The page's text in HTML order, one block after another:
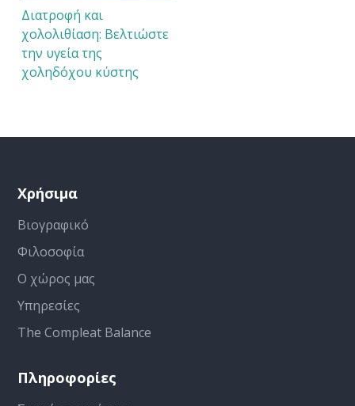
Διατροφή και
χολολιθίαση: Βελτιώστε
την υγεία της
χοληδόχου κύστης
Χρήσιμα
Βιογραφικό
Φιλοσοφία
Ο χώρος μας
Υπηρεσίες
The Compleat Balance
Πληροφορίες